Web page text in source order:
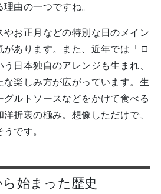
由の一つですね。
やお正月などの特別な日のメイン
あります。また、近年では「ロ
日本独自のアレンジも生まれ、
楽しみ方が広がっています。生
ルトソースなどをかけて食べる
折衷の極み。想像しただけで、
です。
始まった歴史